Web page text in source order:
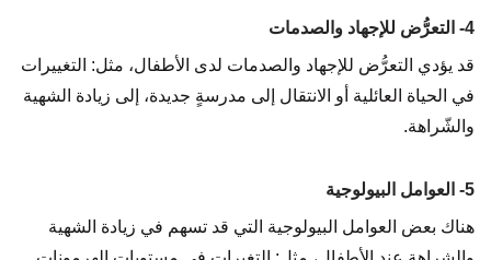
4- التعرُّض للإجهاد والصدمات
قد يؤدي التعرُّض للإجهاد والصدمات لدى الأطفال، مثل: التغييرات
في الحياة العائلية أو الانتقال إلى مدرسةٍ جديدة، إلى زيادة الشهية
والشّراهة.
5- العوامل البيولوجية
هناك بعض العوامل البيولوجية التي قد تسهم في زيادة الشهية